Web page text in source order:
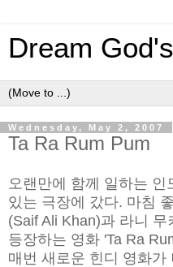
Dream
Wednesday, May 2, 2007
Ta Ra Rum Pum
오랜만에 함께 일하는 인
있는 극장에 갔다. 마침
(Saif Ali Khan)과 라니
등장하는 영화 'Ta Ra
매번 새로운 힌디 영화